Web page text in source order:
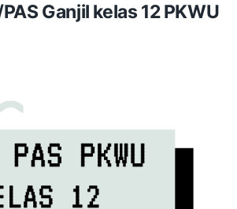
Ganjil kelas 12 PKWU